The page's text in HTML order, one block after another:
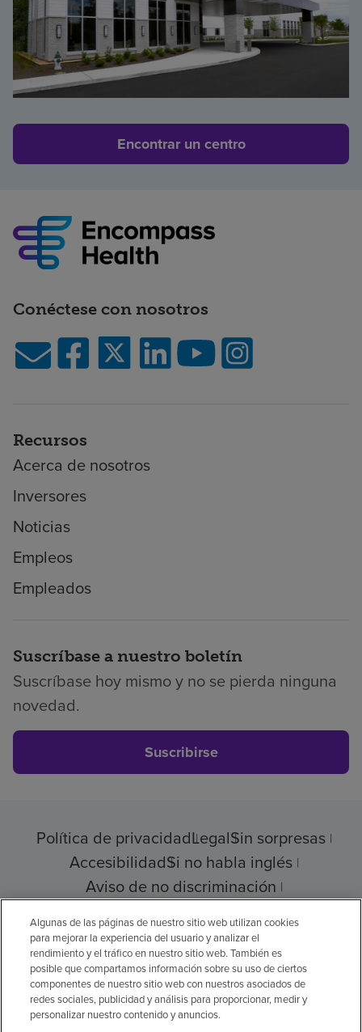
Encontrar un centro
Conéctese con nosotros
Recursos
Acerca de nosotros
Inversores
Noticias
Empleos
Empleados
Suscríbase a nuestro boletín
Suscríbase hoy mismo y no se pierda ninguna
novedad.
Suscribirse
Política de privacidadLegalSin sorpresas
AccesibilidadSi no habla inglés
Aviso de no discriminación
© 2026 Encompass Health Corporation
Preferencias de cookies
Algunas de las páginas de nuestro sitio web utilizan cookies
para mejorar la experiencia del usuario y analizar el
rendimiento y el tráfico en nuestro sitio web. También es
posible que compartamos información sobre su uso de ciertos
componentes de nuestro sitio web con nuestros asociados de
redes sociales, publicidad y análisis para proporcionar, medir y
personalizar nuestro contenido y anuncios.